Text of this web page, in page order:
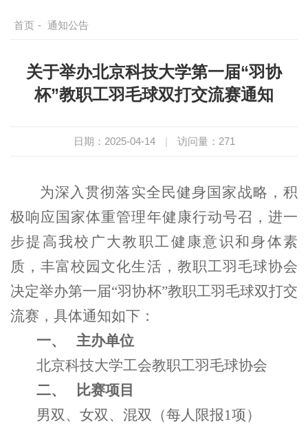
首页 - 通知公告
关于举办北京科技大学第一届“羽协
杯”教职工羽毛球双打交流赛通知
日期：2025-04-14 | 访问量： 271
为深入贯彻落实全民健身国家战略，积
极响应国家体重管理年健康行动号召，进一
步提高我校广大教职工健康意识和身体素
质，丰富校园文化生活，教职工羽毛球协会
决定举办第一届“羽协杯”教职工羽毛球双打交
流赛，具体通知如下：
一、
主办单位
北京科技大学工会教职工羽毛球协会
二、
比赛项目
男双、女双、混双（每人限报1项）